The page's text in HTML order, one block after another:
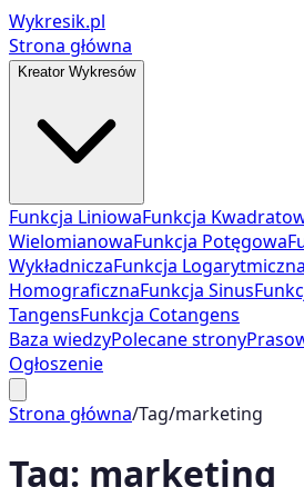
Wykresik.pl
Strona główna
Kreator Wykresów
Funkcja LiniowaFunkcja
WielomianowaFunkcja Potęgowa
WykładniczaFunkcja Logarytmiczna
HomograficznaFunkcja Sinus
TangensFunkcja Cotangens
Baza wiedzyPolecane strony
Ogłoszenie
Strona główna/Tag/marketing
Tag: marketing